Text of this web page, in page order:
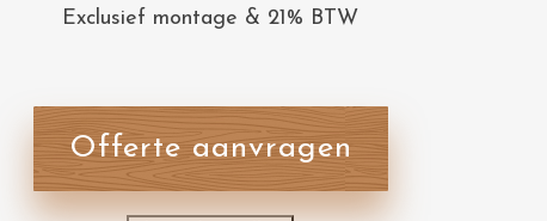
Exclusief montage & 21% BTW
Offerte aanvragen